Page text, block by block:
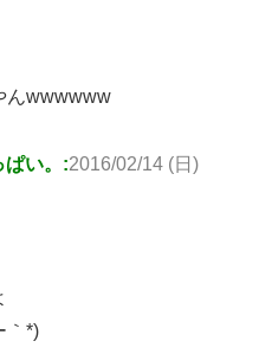
んwwwwww
ぱい。:2016/02/14 (日)
｀*)